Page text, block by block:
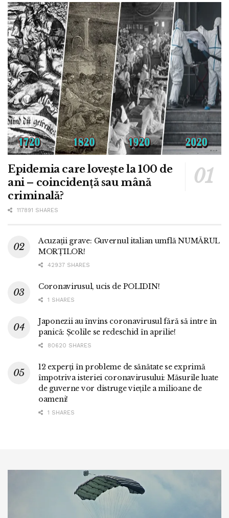
Epidemia care lovește la 100 de
ani – coincidență sau mână
criminală?
117891 SHARES
Acuzații grave: Guvernul italian umflă NUMĂRUL
MORȚILOR!
42937 SHARES
Coronavirusul, ucis de POLIDIN!
1 SHARES
Japonezii au învins coronavirusul fără să intre în
panică: Școlile se redeschid în aprilie!
80620 SHARES
12 experți în probleme de sănătate se exprimă
împotriva isteriei coronavirusului: Măsurile luate
de guverne vor distruge viețile a milioane de
oameni!
1 SHARES